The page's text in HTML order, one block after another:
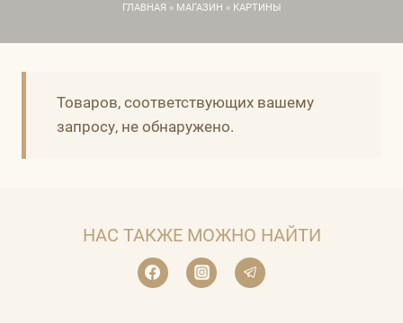
ГЛАВНАЯ » МАГАЗИН » КАРТИНЫ
Товаров, соответствующих вашему
запросу, не обнаружено.
НАС ТАКЖЕ МОЖНО НАЙТИ